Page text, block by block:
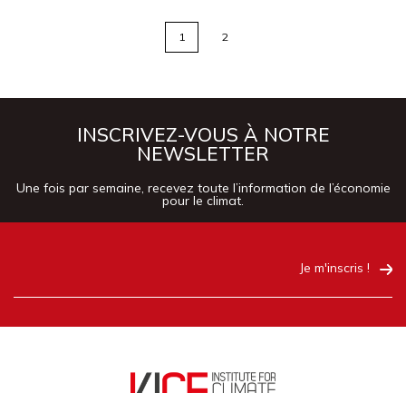
1 2
INSCRIVEZ-VOUS À NOTRE
NEWSLETTER
Une fois par semaine, recevez toute l’information de l’économie
pour le climat.
Je m'inscris !